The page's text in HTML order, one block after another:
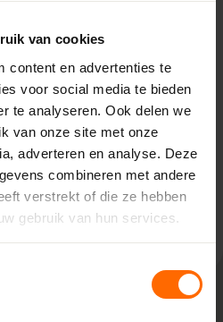
van cookies
content en advertenties te
voor social media te bieden
te analyseren. Ook delen we
van onze site met onze
adverteren en analyse. Deze
combineren met andere
verstrekt of die ze hebben
gebruik van hun services.
mijn vestiging